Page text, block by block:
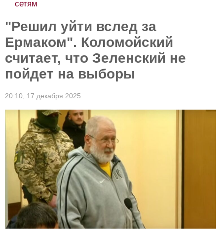
сетям
"Решил уйти вслед за
Ермаком". Коломойский
считает, что Зеленский не
пойдет на выборы
20:10, 17 декабря 2025